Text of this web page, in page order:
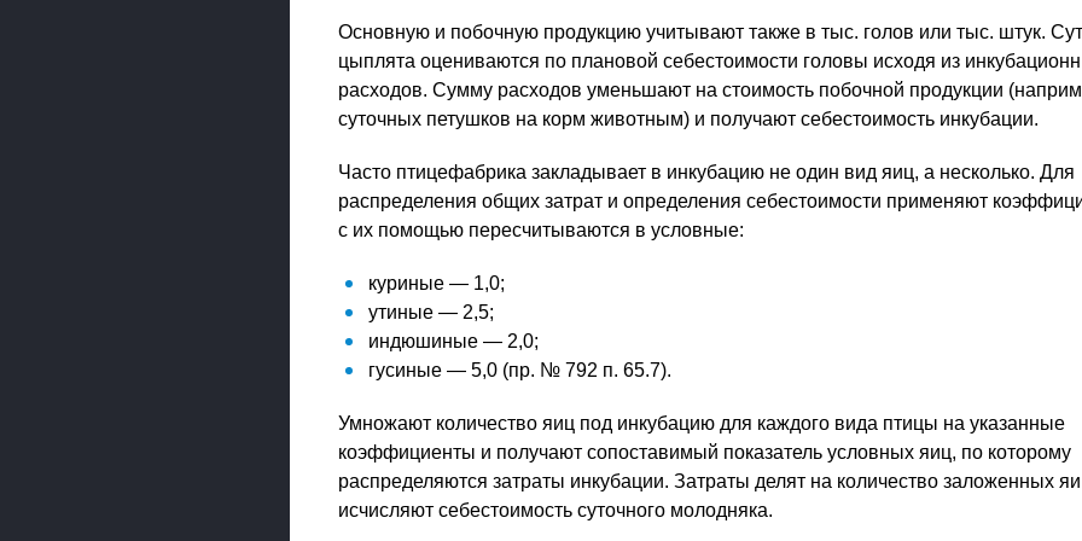
Основную и побочную продукцию учитывают также в тыс. голов или тыс. штук.
цыплята оцениваются по плановой себестоимости головы исходя из
расходов. Сумму расходов уменьшают на стоимость побочной продукции
суточных петушков на корм животным) и получают себестоимость инкубации.
Часто птицефабрика закладывает в инкубацию не один вид яиц, а несколько. Для
распределения общих затрат и определения себестоимости применяют
с их помощью пересчитываются в условные:
куриные — 1,0;
утиные — 2,5;
индюшиные — 2,0;
гусиные — 5,0 (пр. № 792 п. 65.7).
Умножают количество яиц под инкубацию для каждого вида птицы на указанные
коэффициенты и получают сопоставимый показатель условных яиц, по которому
распределяются затраты инкубации. Затраты делят на количество заложенных
исчисляют себестоимость суточного молодняка.